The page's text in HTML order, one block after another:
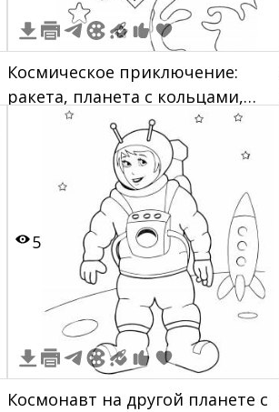
Космическое приключение:
ракета, планета с кольцами,
луна с лицом, звезды, планета
5
Космонавт на другой планете с